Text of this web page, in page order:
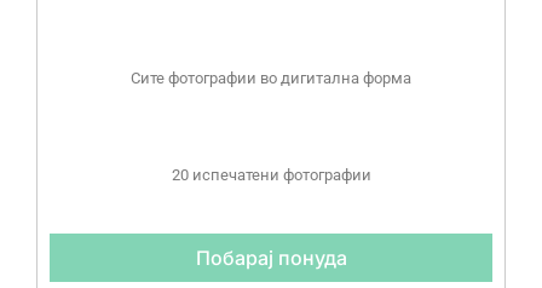
Сите фотографии во дигитална форма
20 испечатени фотографии
Побарај понуда